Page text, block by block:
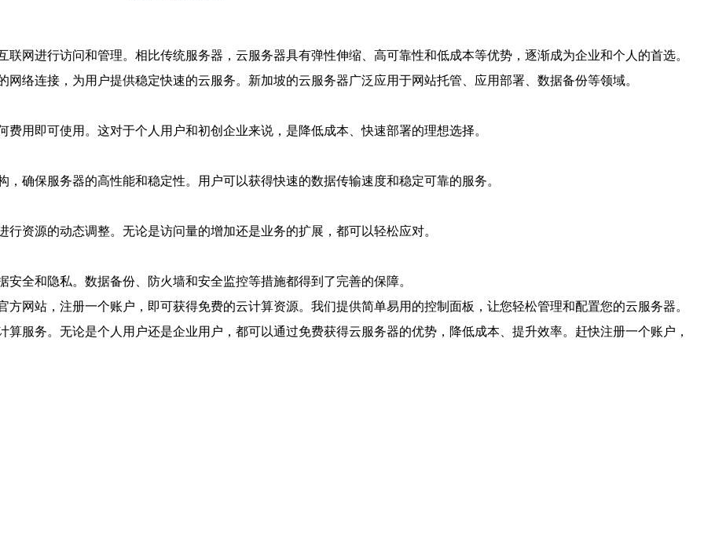
网进行访问和管理。相比传统服务器，云服务器具有弹性伸缩、高可靠性和低成本等优势，逐渐成为企业和个人的首选。
络连接，为用户提供稳定快速的云服务。新加坡的云服务器广泛应用于网站托管、应用部署、数据备份等领域。
用即可使用。这对于个人用户和初创企业来说，是降低成本、快速部署的理想选择。
确保服务器的高性能和稳定性。用户可以获得快速的数据传输速度和稳定可靠的服务。
资源的动态调整。无论是访问量的增加还是业务的扩展，都可以轻松应对。
全和隐私。数据备份、防火墙和安全监控等措施都得到了完善的保障。
网站，注册一个账户，即可获得免费的云计算资源。我们提供简单易用的控制面板，让您轻松管理和配置您的云服务器。
服务。无论是个人用户还是企业用户，都可以通过免费获得云服务器的优势，降低成本、提升效率。赶快注册一个账户，